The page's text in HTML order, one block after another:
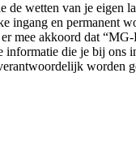
de wetten van je eigen
ingang en permanent
mee akkoord dat
die je bij ons
worden